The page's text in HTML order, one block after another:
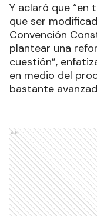
Y aclaró que “en
que ser
Convención
plantear una
cuestión”,
en medio del
bastante
Ads